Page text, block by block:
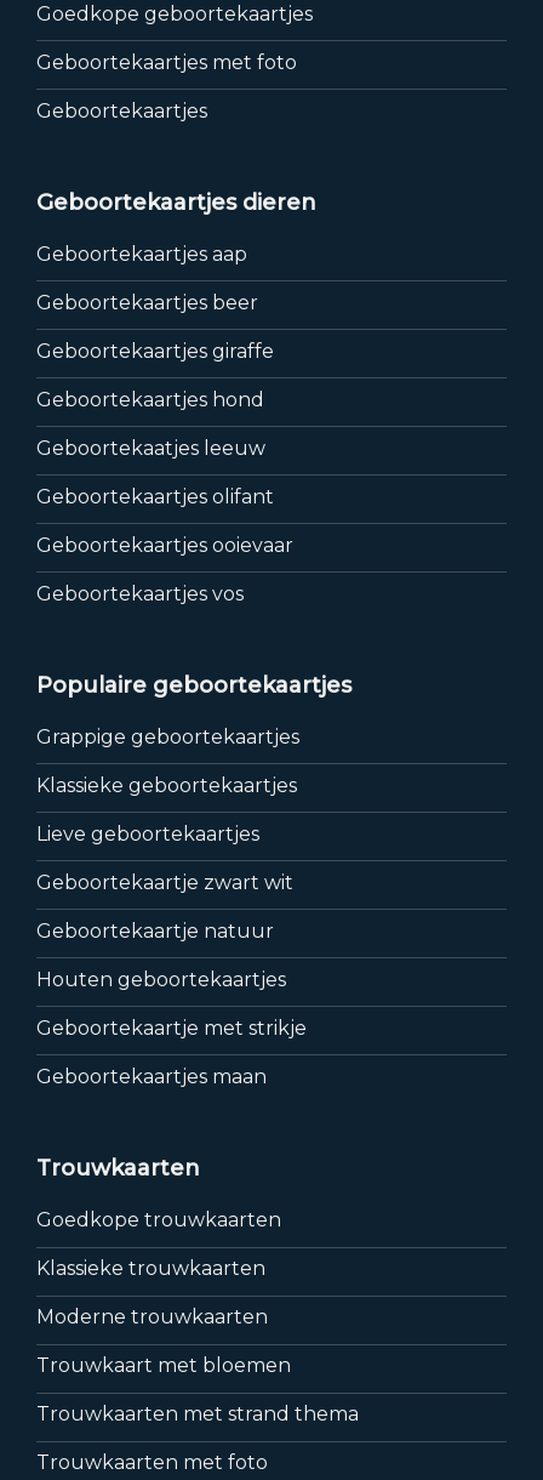
Goedkope geboortekaartjes
Geboortekaartjes met foto
Geboortekaartjes
Geboortekaartjes dieren
Geboortekaartjes aap
Geboortekaartjes beer
Geboortekaartjes giraffe
Geboortekaartjes hond
Geboortekaatjes leeuw
Geboortekaartjes olifant
Geboortekaartjes ooievaar
Geboortekaartjes vos
Populaire geboortekaartjes
Grappige geboortekaartjes
Klassieke geboortekaartjes
Lieve geboortekaartjes
Geboortekaartje zwart wit
Geboortekaartje natuur
Houten geboortekaartjes
Geboortekaartje met strikje
Geboortekaartjes maan
Trouwkaarten
Goedkope trouwkaarten
Klassieke trouwkaarten
Moderne trouwkaarten
Trouwkaart met bloemen
Trouwkaarten met strand thema
Trouwkaarten met foto